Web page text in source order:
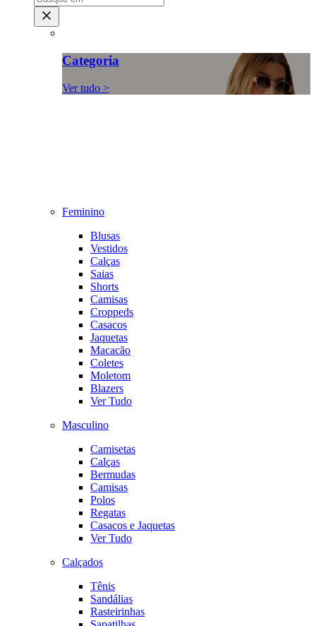
Categoria
Ver tudo >
Feminino
Blusas
Vestidos
Calças
Saias
Shorts
Camisas
Croppeds
Casacos
Jaquetas
Macacão
Coletes
Moletom
Blazers
Ver Tudo
Masculino
Camisetas
Calças
Bermudas
Camisas
Polos
Regatas
Casacos e Jaquetas
Ver Tudo
Calçados
Tênis
Sandálias
Rasteirinhas